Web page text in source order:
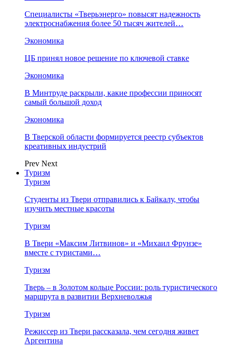
Специалисты «Тверьэнерго» повысят надежность
электроснабжения более 50 тысяч жителей…
Экономика
ЦБ принял новое решение по ключевой ставке
Экономика
В Минтруде раскрыли, какие профессии приносят
самый большой доход
Экономика
В Тверской области формируется реестр субъектов
креативных индустрий
Prev Next
Туризм
Туризм
Студенты из Твери отправились к Байкалу, чтобы
изучить местные красоты
Туризм
В Твери «Максим Литвинов» и «Михаил Фрунзе»
вместе с туристами…
Туризм
Тверь – в Золотом кольце России: роль туристического
маршрута в развитии Верхневолжья
Туризм
Режиссер из Твери рассказала, чем сегодня живет
Аргентина